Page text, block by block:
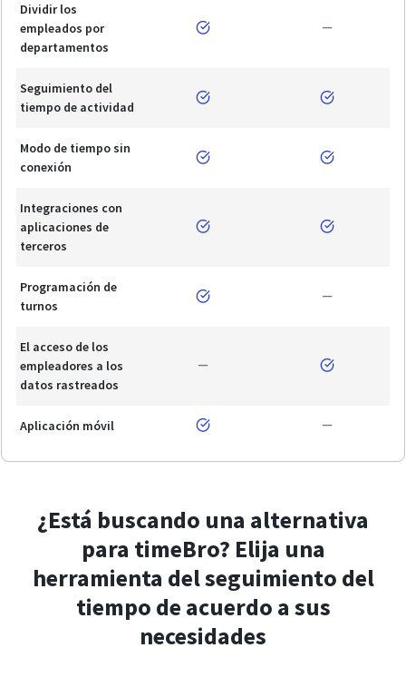
Dividir los
empleados por
departamentos
Seguimiento del
tiempo de actividad
Modo de tiempo sin
conexión
Integraciones con
aplicaciones de
terceros
Programación de
turnos
El acceso de los
empleadores a los
datos rastreados
Aplicación móvil
¿Está buscando una alternativa
para timeBro? Elija una
herramienta del seguimiento del
tiempo de acuerdo a sus
necesidades